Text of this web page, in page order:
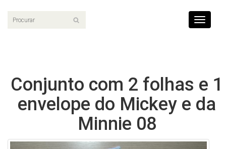
Toggle
Conjunto com 2 folhas e 1
envelope do Mickey e da
Minnie 08